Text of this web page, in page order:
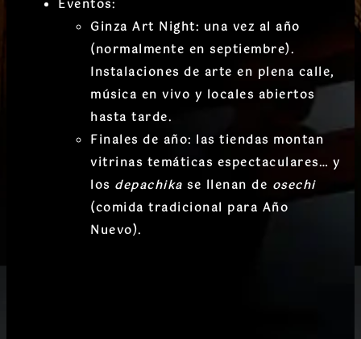
Eventos:
Ginza Art Night: una vez al año
(normalmente en septiembre).
Instalaciones de arte en plena calle,
música en vivo y locales abiertos
hasta tarde.
Finales de año: las tiendas montan
vitrinas temáticas espectaculares… y
los depachika se llenan de osechi
(comida tradicional para Año
Nuevo).